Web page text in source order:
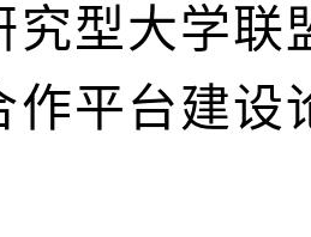
究型大学联
作平台建设